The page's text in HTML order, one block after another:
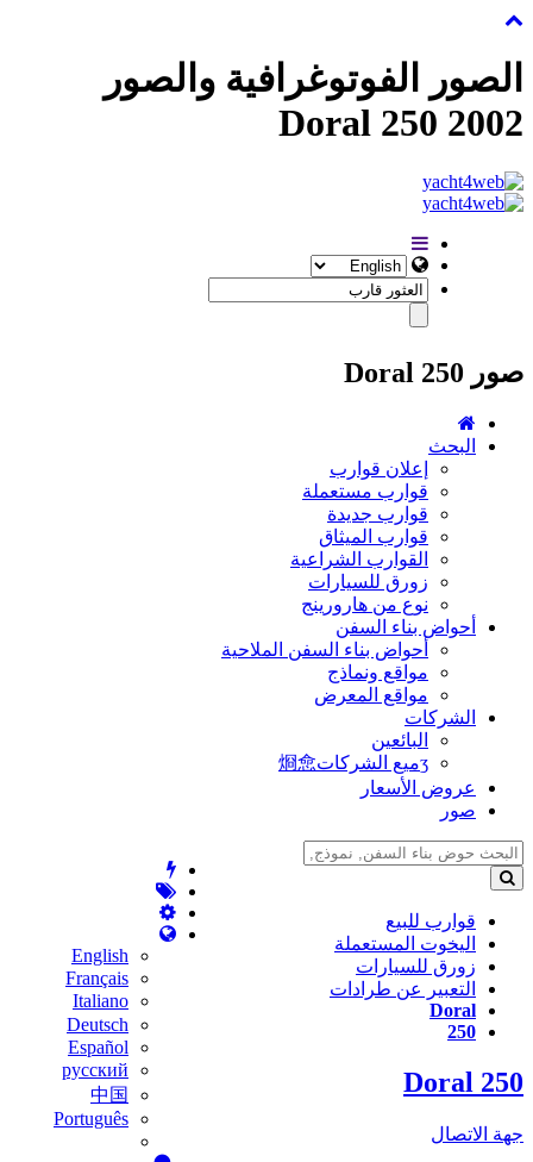
الصور الفوتوغرافية والصور
Doral 250 2002
صور Doral 250
البحث
إعلان قوارب
قوارب مستعملة
قوارب جديدة
قوارب الميثاق
القوارب الشراعية
زورق للسيارات
نوع من هارورينج
أحواض بناء السفن
أحواض بناء السفن الملاحية
مواقع ونماذج
مواقع المعرض
الشركات
البائعين
ʒميع الشركات烱㥐
عروض الأسعار
صور
English
Français
Italiano
Deutsch
Español
русский
中国
Português
قوارب للبيع
اليخوت المستعملة
زورق للسيارات
التعبير عن طرادات
Doral
250
Doral 250
جهة الاتصال